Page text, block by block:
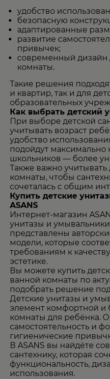
удобство
безопасную
адаптированные
развитие
привычек;
современный дизайн
комнаты.
Такие решения
и квартир, так и для
образовательных
Как выбрать детский
При выборе детской
учитывать возраст
удобство
подойдут максимально
школьников — более
Также важно
комнаты, чтобы
сочеталась с общим
Купить детские
ASANS
Интернет-магазин
унитазы и умывальники
представлены
модели, которые
требованиям к
эстетике.
Вы можете купить
ванной комнаты по
подобрать решение
Детские унитазы и
элемент комфортной и
комнаты для ребёнка.
самостоятельность и
гигиенические
В ASANS вы найдёте
сантехнику, которая
функциональность,
использования.